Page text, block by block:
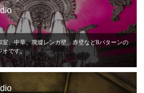
室、中華、廃墟レンガ壁、赤壁など8パターンの
オです。